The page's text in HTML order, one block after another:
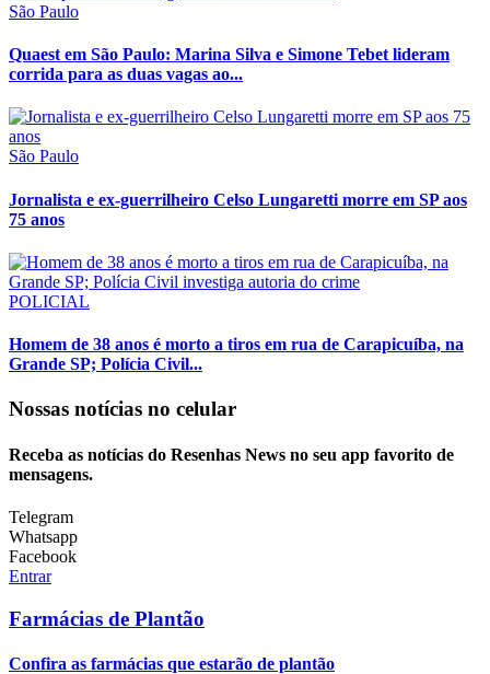
São Paulo
Quaest em São Paulo: Marina Silva e Simone Tebet lideram
corrida para as duas vagas ao...
São Paulo
Jornalista e ex-guerrilheiro Celso Lungaretti morre em SP aos
75 anos
POLICIAL
Homem de 38 anos é morto a tiros em rua de Carapicuíba, na
Grande SP; Polícia Civil...
Nossas notícias no celular
Receba as notícias do Resenhas News no seu app favorito de
mensagens.
Telegram
Whatsapp
Facebook
Entrar
Farmácias de Plantão
Confira as farmácias que estarão de plantão